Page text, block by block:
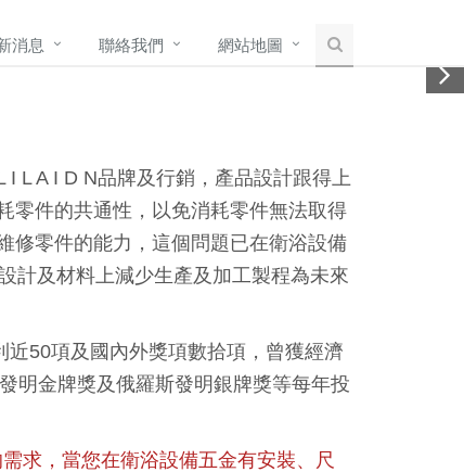
消息 聯絡我們 網站地圖
L A I D N品牌及行銷，產品設計跟得上
零件的共通性，以免消耗零件無法取得
修零件的能力，這個問題已在衛浴設備
計及材料上減少生產及加工製程為未來
50項及國內外獎項數拾項，曾獲經濟
明金牌獎及俄羅斯發明銀牌獎等每年投
求，當您在衛浴設備五金有安裝、尺